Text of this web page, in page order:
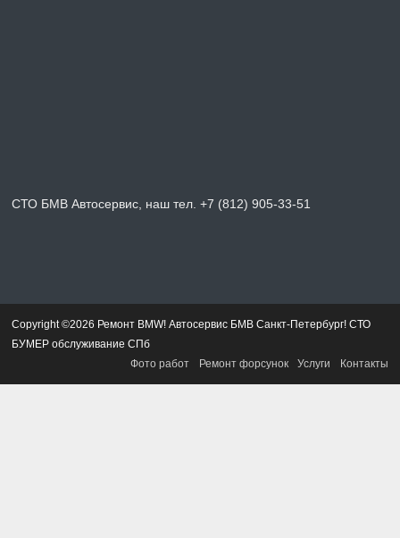
СТО БМВ Автосервис, наш тел. +7 (812) 905-33-51
Copyright ©2026 Ремонт BMW! Автосервис БМВ Санкт-Петербург! СТО
БУМЕР обслуживание СПб
Фото работ
Ремонт форсунок Услуги Контакты